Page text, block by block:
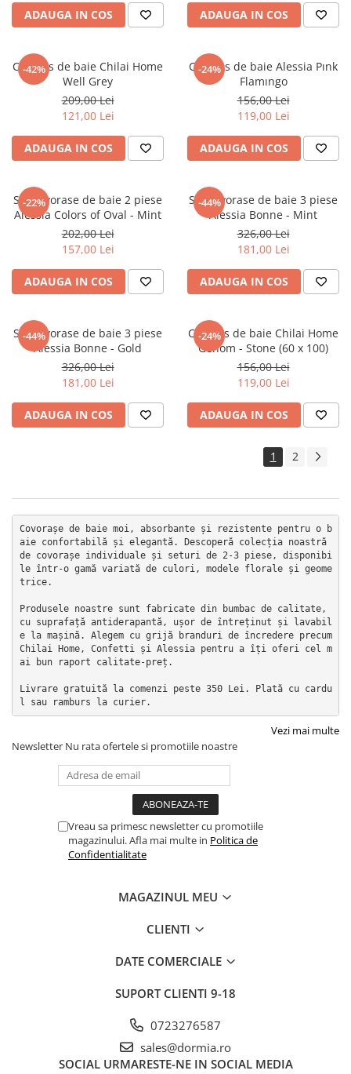
ADAUGA IN COS ADAUGA IN COS
-42%
Covoras de baie Chilai Home
Well Grey
209,00 Lei
121,00 Lei
ADAUGA IN COS
-24%
Covoras de baie Alessia Pınk
Flamıngo
156,00 Lei
119,00 Lei
ADAUGA IN COS
-22%
Set covorase de baie 2 piese
Alessia Colors of Oval - Mint
202,00 Lei
157,00 Lei
ADAUGA IN COS
-44%
Set covorase de baie 3 piese
Alessia Bonne - Mint
326,00 Lei
181,00 Lei
ADAUGA IN COS
-44%
Set covorase de baie 3 piese
Alessia Bonne - Gold
326,00 Lei
181,00 Lei
ADAUGA IN COS
-24%
Covoras de baie Chilai Home
Genom - Stone (60 x 100)
156,00 Lei
119,00 Lei
ADAUGA IN COS
1 2
Covorașe de baie moi, absorbante și rezistente pentru o b
aie confortabilă și elegantă. Descoperă colecția noastră
de covorașe individuale și seturi de 2-3 piese, disponibi
le într-o gamă variată de culori, modele florale și geome
trice.
Produsele noastre sunt fabricate din bumbac de calitate,
cu suprafață antiderapantă, ușor de întreținut și lavabil
e la mașină. Alegem cu grijă branduri de încredere precum
Chilai Home, Confetti și Alessia pentru a îți oferi cel m
ai bun raport calitate-preț.
Livrare gratuită la comenzi peste 350 Lei. Plată cu cardu
Vezi mai multe
Newsletter Nu rata ofertele si promotiile noastre
Vreau sa primesc newsletter cu promotiile
magazinului. Afla mai multe in Politica de
Confidentialitate
MAGAZINUL MEU
CLIENTI
DATE COMERCIALE
SUPORT CLIENTI 9-18
0723276587
sales@dormia.ro
SOCIAL URMARESTE-NE IN SOCIAL MEDIA